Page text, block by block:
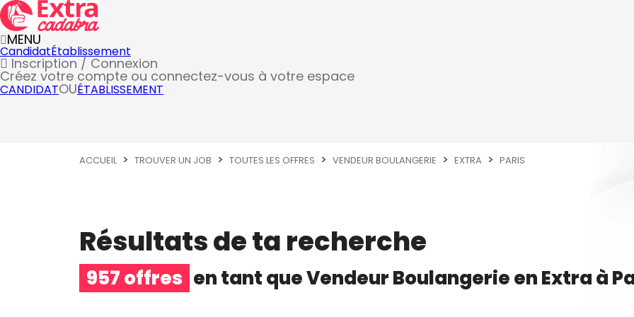
MENU
CandidatÉtablissement
Inscription / Connexion
Créez votre compte ou connectez-vous à votre espace
CANDIDATOUÉTABLISSEMENT
ACCUEIL TROUVER UN JOB TOUTES LES OFFRES VENDEUR BOULANGERIE EXTRA PARIS
Résultats de ta recherche
957 offres en tant queVendeur BoulangerieenExtraà